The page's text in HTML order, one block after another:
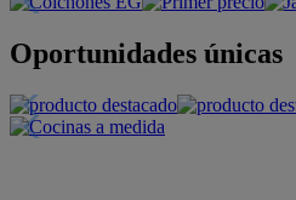
Oportunidades únicas